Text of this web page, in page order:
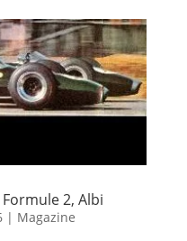
2, Albi
| Magazine